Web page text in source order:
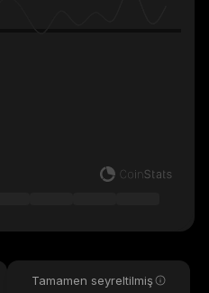
Tamamen seyreltilmiş